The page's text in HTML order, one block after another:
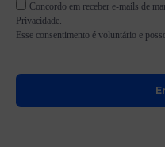
Concordo em receber e-mails de
Privacidade.
Esse consentimento é voluntário e